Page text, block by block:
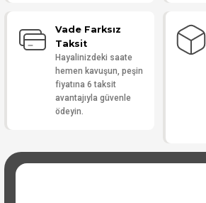
Vade Farksız
Taksit
Hayalinizdeki saate
hemen kavuşun, peşin
fiyatına 6 taksit
avantajıyla güvenle
ödeyin.